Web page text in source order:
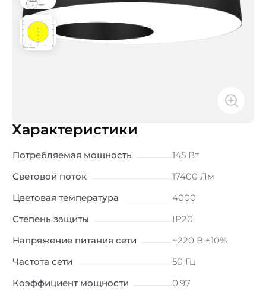
Характеристики
Потребляемая мощность
145 Вт
Световой поток
17400 Лм
Цветовая температура
4000
Степень защиты
IP20
Напряжение питания сети
~220 В ±10%
Частота сети
50 Гц
Коэффициент мощности
0.97